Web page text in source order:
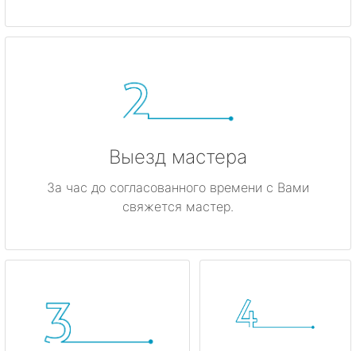
Выезд мастера
За час до согласованного времени с Вами
свяжется мастер.